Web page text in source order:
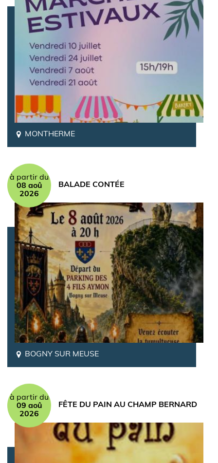
MONTHERME
à partir du
08 aoû
2026
BALADE CONTÉE
BOGNY SUR MEUSE
à partir du
09 aoû
2026
FÊTE DU PAIN AU CHAMP BERNARD